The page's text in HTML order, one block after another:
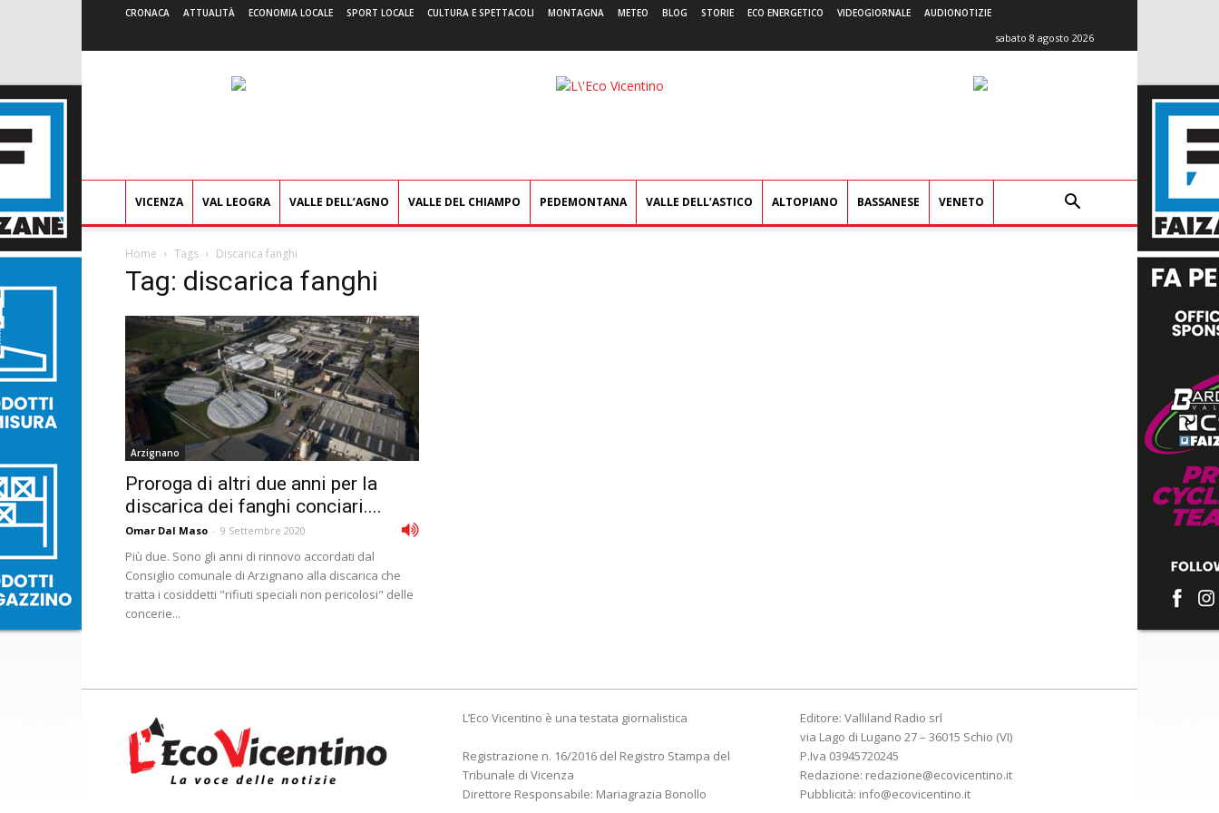
CRONACA ATTUALITÀ ECONOMIA LOCALE SPORT LOCALE CULTURA E SPETTACOLI MONTAGNA METEO BLOG STORIE ECO ENERGETICO VIDEOGIORNALE AUDIONOTIZIE
sabato 8 agosto 2026
L'Eco
VICENZA VAL LEOGRA VALLE DELL’AGNO VALLE DEL CHIAMPO PEDEMONTANA VALLE DELL’ASTICO ALTOPIANO BASSANESE VENETO
Home Tags Discarica fanghi
Tag: discarica fanghi
Arzignano
Proroga di altri due anni per la
discarica dei fanghi conciari....
Omar Dal Maso - 9 Settembre 2020
Più due. Sono gli anni di rinnovo accordati dal
Consiglio comunale di Arzignano alla discarica che
tratta i cosiddetti "rifiuti speciali non pericolosi" delle
concerie...
L’Eco Vicentino è una testata giornalistica
Registrazione n. 16/2016 del Registro Stampa del
Tribunale di Vicenza
Direttore Responsabile: Mariagrazia Bonollo
Editore: Valliland Radio srl
via Lago di Lugano 27 – 36015 Schio (VI)
P.Iva 03945720245
Redazione: redazione@ecovicentino.it
Pubblicità: info@ecovicentino.it